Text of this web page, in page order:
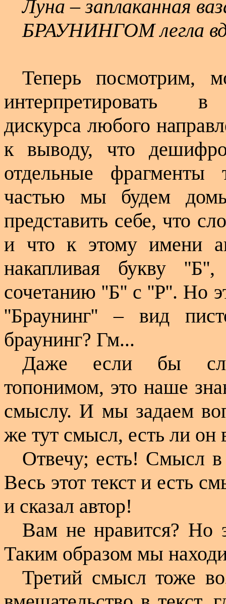
Луна – заплаканная
БРАУНИНГОМ легла
Теперь посмотрим,
интерпретировать
в
дискурса любого
к выводу, что
отдельные
частью мы будем
представить себе, что
и что к этому имени
накапливая букву
сочетанию ''Б'' с ''Р''. Но
''Браунинг'' – вид
браунинг? Гм...
Даже если бы
топонимом, это наше
смыслу. И мы задаем
же тут смысл, есть ли он
Отвечу; есть! Смысл
Весь этот текст и есть
и сказал автор!
Вам не нравится? Но
Таким образом мы
Третий смысл тоже